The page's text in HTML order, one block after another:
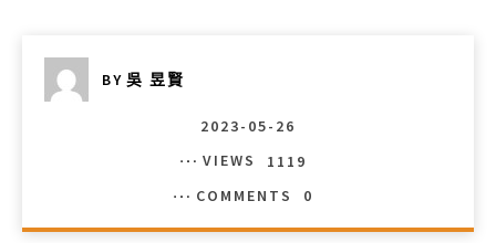
BY 吳 昱賢
2023-05-26
VIEWS
1119
COMMENTS
0